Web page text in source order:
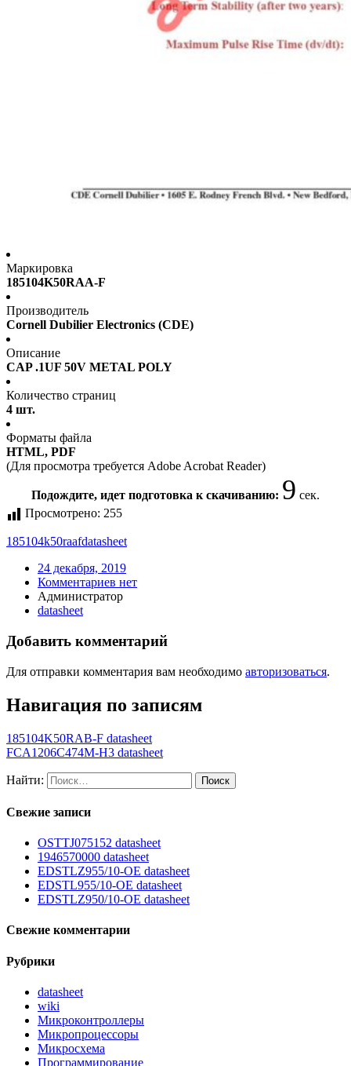
Маркировка
185104K50RAA-F
Производитель
Cornell Dubilier Electronics (CDE)
Описание
CAP .1UF 50V METAL POLY
Количество страниц
4 шт.
Форматы файла
HTML, PDF
(Для просмотра требуется Adobe Acrobat Reader)
Подождите, идет подготовка к скачиванию: 9 сек.
Просмотрено: 255
185104k50raafdatasheet
24 декабря, 2019
Комментариев нет
Администратор
datasheet
Добавить комментарий
Для отправки комментария вам необходимо авторизоваться.
Навигация по записям
185104K50RAB-F datasheet
FCA1206C474M-H3 datasheet
Найти:
Свежие записи
OSTTJ075152 datasheet
1946570000 datasheet
EDSTLZ955/10-OE datasheet
EDSTL955/10-OE datasheet
EDSTLZ950/10-OE datasheet
Свежие комментарии
Рубрики
datasheet
wiki
Микроконтроллеры
Микропроцессоры
Микросхема
Программирование